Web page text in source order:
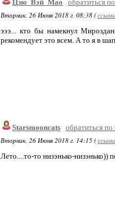
Цзю_Вэй_Мао
обратиться
Вторник, 26 Июня 2018 г. 08:38 (
эээ... кто бы намекнул
рекомендует это всем. А то я в
Starsmooncats обратиться
Вторник, 26 Июня 2018 г. 14:15 (
Лето....то-то низэнько-низэнько))